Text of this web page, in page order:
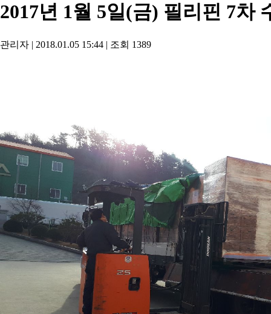
2017년 1월 5일(금) 필리핀 7차
관리자 | 2018.01.05 15:44 | 조회 1389